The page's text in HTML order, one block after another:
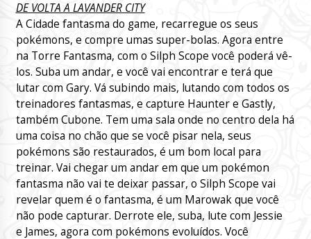
DE VOLTA A LAVANDER CITY
A Cidade fantasma do game, recarregue os seus
pokémons, e compre umas super-bolas. Agora entre
na Torre Fantasma, com o Silph Scope você poderá vê-
los. Suba um andar, e você vai encontrar e terá que
lutar com Gary. Vá subindo mais, lutando com todos os
treinadores fantasmas, e capture Haunter e Gastly,
também Cubone. Tem uma sala onde no centro dela há
uma coisa no chão que se você pisar nela, seus
pokémons são restaurados, é um bom local para
treinar. Vai chegar um andar em que um pokémon
fantasma não vai te deixar passar, o Silph Scope vai
revelar quem é o fantasma, é um Marowak que você
não pode capturar. Derrote ele, suba, lute com Jessie
e James, agora com pokémons evoluídos. Você